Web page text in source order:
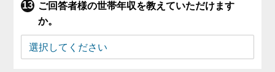
ご回答者様の世帯年収を教えていただけます
か。